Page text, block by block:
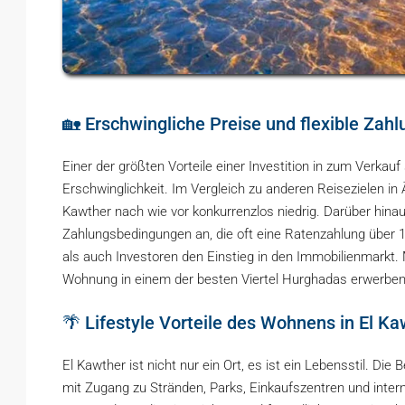
🏡 Erschwingliche Preise und flexible
Einer der größten Vorteile einer Investition in zum
Erschwinglichkeit. Im Vergleich zu anderen Reisezielen
Kawther nach wie vor konkurrenzlos niedrig. Darüber
Zahlungsbedingungen an, die oft eine Ratenzahlung
als auch Investoren den Einstieg in den
Wohnung in einem der besten Viertel Hurghadas
🌴 Lifestyle Vorteile des Wohnens in El
El Kawther ist nicht nur ein Ort, es ist ein Lebensstil. Die
mit Zugang zu Stränden, Parks, Einkaufszentren und